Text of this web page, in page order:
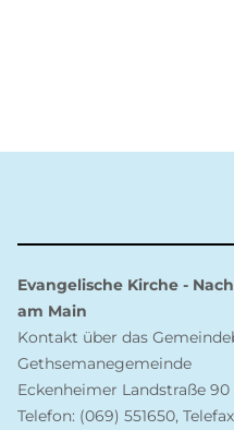
Evangelische Kirche -
am Main
Kontakt über das
Gethsemanegemeinde
Eckenheimer Landstraße
Telefon: (069) 551650,